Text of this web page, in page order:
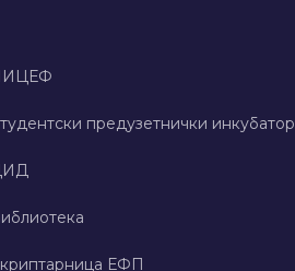
предузетнички инкубатор
ЕФП